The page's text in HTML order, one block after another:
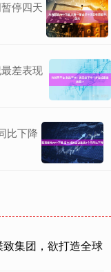
停四天
差表现
比下降
集团，欲打造全球